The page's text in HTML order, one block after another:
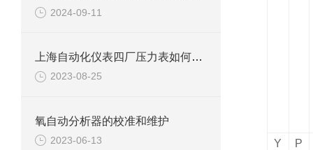
2024-09-11
上海自动化仪表四厂压力表如何检定
2023-08-25
氧自动分析器的校准和维护
2023-06-13 Y P